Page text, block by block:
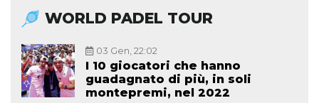
WORLD PADEL TOUR
03 Gen, 22:02
I 10 giocatori che hanno
guadagnato di più, in soli
montepremi, nel 2022